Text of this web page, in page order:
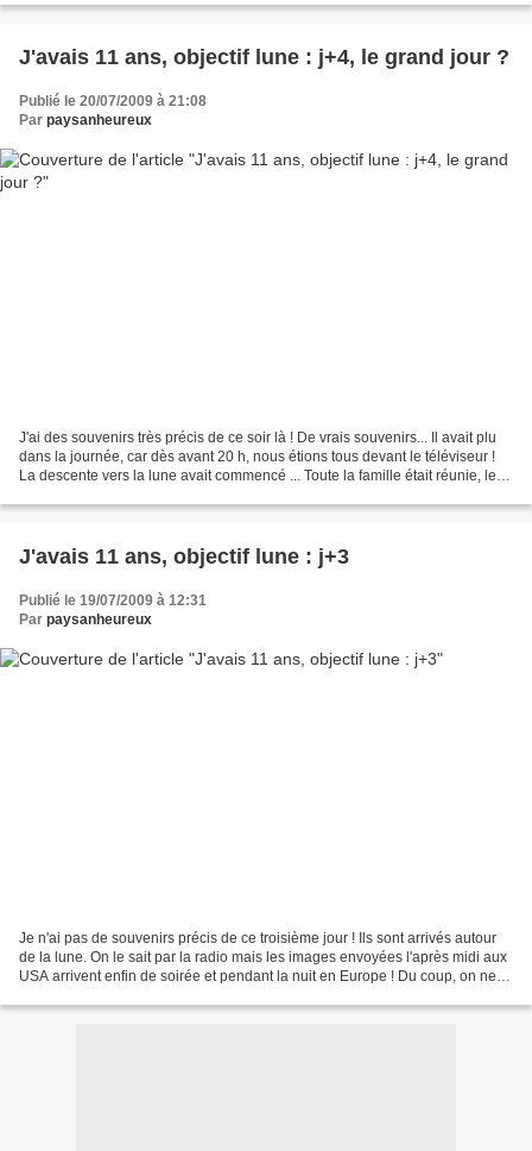
J'avais 11 ans, objectif lune : j+4, le grand jour ?
Publié le 20/07/2009 à 21:08
Par paysanheureux
J'ai des souvenirs très précis de ce soir là ! De vrais souvenirs... Il avait plu
dans la journée, car dès avant 20 h, nous étions tous devant le téléviseur !
La descente vers la lune avait commencé ... Toute la famille était réunie, les
J'avais 11 ans, objectif lune : j+3
Publié le 19/07/2009 à 12:31
Par paysanheureux
Je n'ai pas de souvenirs précis de ce troisième jour ! Ils sont arrivés autour
de la lune. On le sait par la radio mais les images envoyées l'après midi aux
USA arrivent enfin de soirée et pendant la nuit en Europe ! Du coup, on ne